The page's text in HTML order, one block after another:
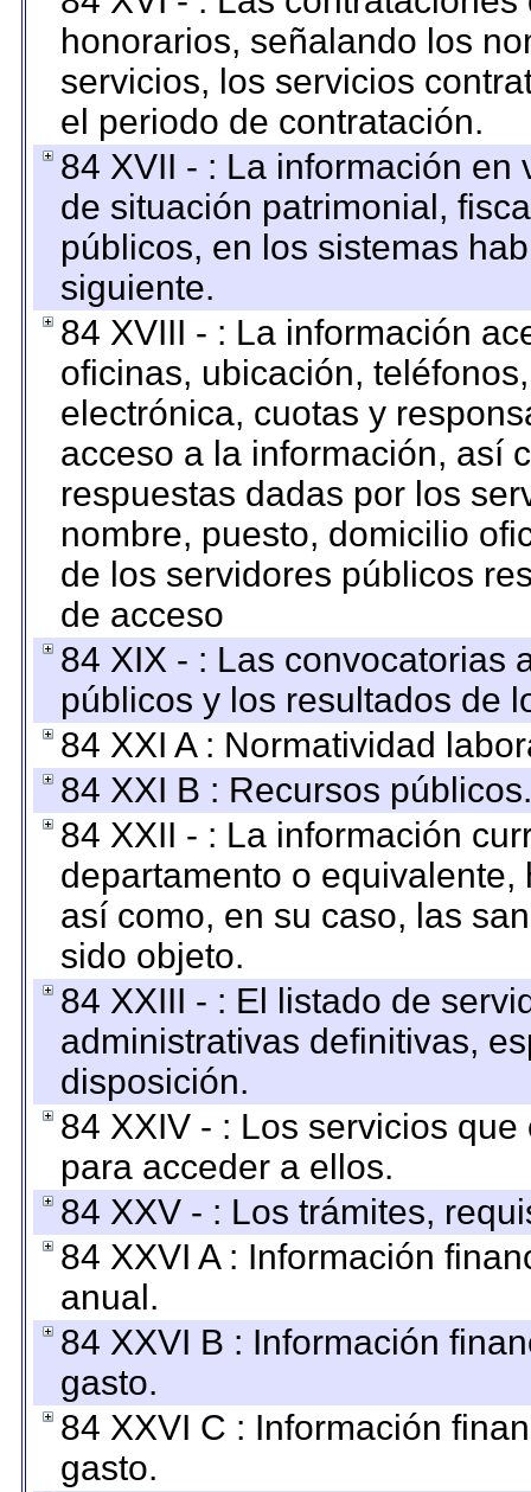
honorarios, señalando los
servicios, los servicios
el periodo de contratación.
84 XVII - : La información
de situación patrimonial,
públicos, en los sistemas
siguiente.
84 XVIII - : La información
oficinas, ubicación,
electrónica, cuotas y
acceso a la información, así
respuestas dadas por los
nombre, puesto, domicilio
de los servidores públicos
de acceso
84 XIX - : Las convocatorias
públicos y los resultados de
84 XXI A : Normatividad
84 XXI B : Recursos públicos.
84 XXII - : La información
departamento o
así como, en su caso, las
sido objeto.
84 XXIII - : El listado de
administrativas definitivas,
disposición.
84 XXIV - : Los servicios
para acceder a ellos.
84 XXV - : Los trámites,
84 XXVI A : Información
anual.
84 XXVI B : Información
gasto.
84 XXVI C : Información
gasto.